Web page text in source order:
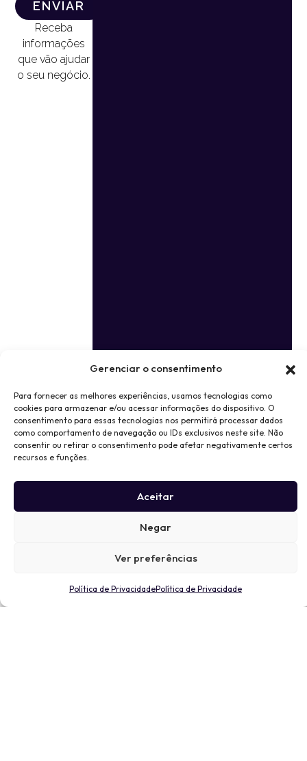
Gerenciar o consentimento
Para fornecer as melhores experiências, usamos tecnologias como
cookies para armazenar e/ou acessar informações do dispositivo. O
consentimento para essas tecnologias nos permitirá processar dados
como comportamento de navegação ou IDs exclusivos neste site. Não
consentir ou retirar o consentimento pode afetar negativamente certos
recursos e funções.
Aceitar
Negar
Ver preferências
Política de PrivacidadePolítica de Privacidade
ENVIAR
Receba
informações
que vão ajudar
o seu negócio.